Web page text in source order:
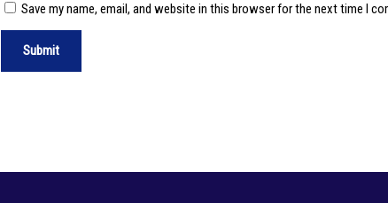
Save my name, email, and website in this browser for the next time I